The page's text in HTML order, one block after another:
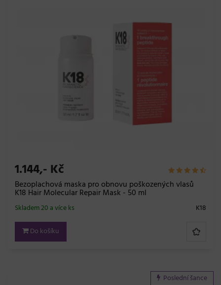
1.144,- Kč
Bezoplachová maska pro obnovu poškozených vlasů
K18 Hair Molecular Repair Mask - 50 ml
K18
Skladem 20 a více ks
Do košíku
Poslední šance